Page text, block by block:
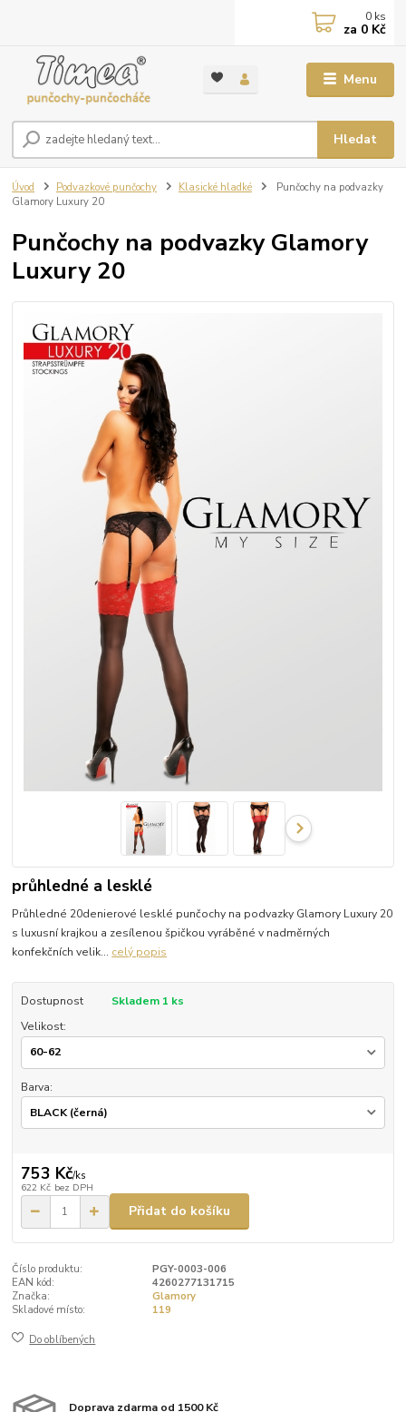
Menu
Hledat
0 ks
za 0 Kč
Úvod Podvazkové punčochy Klasické hladké
Punčochy na podvazky
Glamory Luxury 20
Punčochy na podvazky Glamory
Luxury 20
průhledné a lesklé
Průhledné 20denierové lesklé punčochy na podvazky Glamory Luxury 20
s luxusní krajkou a zesílenou špičkou vyráběné v nadměrných
konfekčních velik... celý popis
Dostupnost
Skladem 1 ks
Velikost:
Barva:
753 Kč/ks
622 Kč bez DPH
Přidat do košíku
Číslo produktu:
PGY-0003-006
EAN kód:
4260277131715
Značka:
Glamory
Skladové místo:
119
Do oblíbených
Doprava zdarma od 1500 Kč